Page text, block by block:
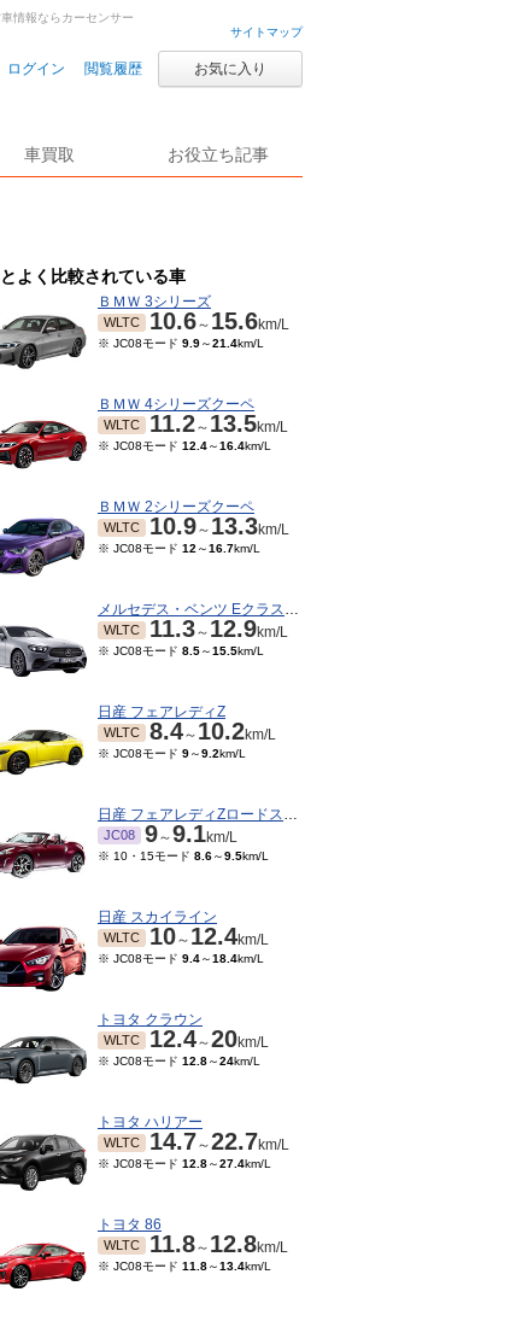
サイトマップ
ログイン 閲覧履歴 お気に入り
車買取 お役立ち記事
情報ならカーセンサー
よく比較されている車
ＢＭＷ 3シリーズ
WLTC 10.6～ 15.6km/L
※ JC08モード 9.9～21.4km/L
ＢＭＷ 4シリーズクーペ
WLTC 11.2～ 13.5km/L
※ JC08モード 12.4～16.4km/L
ＢＭＷ 2シリーズクーペ
WLTC 10.9～ 13.3km/L
※ JC08モード 12 ～16.7km/L
メルセデス・ベンツ Eクラスクーペ
WLTC 11.3～ 12.9km/L
※ JC08モード 8.5～15.5km/L
日産 フェアレディZ
WLTC 8.4～ 10.2km/L
※ JC08モード 9～9.2km/L
日産 フェアレディZロードスター
JC08 9～9.1km/L
※ 10・15モード 8.6～9.5km/L
日産 スカイライン
WLTC 10～ 12.4km/L
※ JC08モード 9.4～18.4km/L
トヨタ クラウン
WLTC 12.4～20km/L
※ JC08モード 12.8～24km/L
トヨタ ハリアー
WLTC 14.7～22.7km/L
※ JC08モード 12.8～27.4km/L
トヨタ 86
WLTC 11.8～ 12.8km/L
※ JC08モード 11.8～13.4km/L